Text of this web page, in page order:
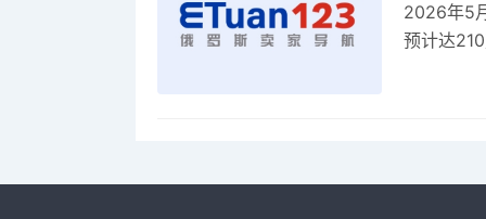
2026年5
预计达